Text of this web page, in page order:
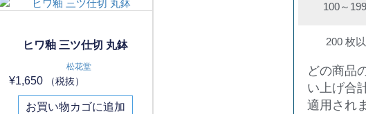
ヒワ釉 三ツ仕切 丸鉢
松花堂
¥1,650 （税抜）
お買い物カゴに追加
100～
200 枚
どの商品
い上げ合
適用され